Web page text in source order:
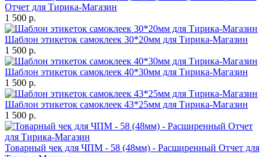
Отчет для Тирика-Магазин
1 500 р.
Шаблон этикеток самоклеек 30*20мм для Тирика-Магазин
1 500 р.
Шаблон этикеток самоклеек 40*30мм для Тирика-Магазин
1 500 р.
Шаблон этикеток самоклеек 43*25мм для Тирика-Магазин
1 500 р.
Товарный чек для ЧПМ - 58 (48мм) - Расширенный Отчет для